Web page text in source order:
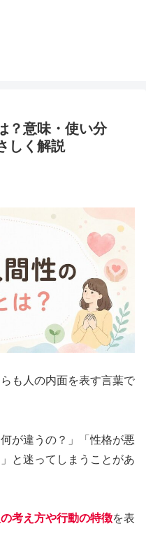
？意味・使い分
しく解説
も人の内面を表す言葉で
が違うの？」「性格が悪
と迷ってしまうことがあ
考え方や行動の特徴を表